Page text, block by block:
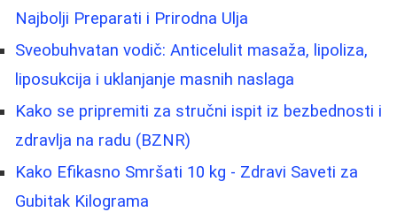
Najbolji Preparati i Prirodna Ulja
Sveobuhvatan vodič: Anticelulit masaža, lipoliza,
liposukcija i uklanjanje masnih naslaga
Kako se pripremiti za stručni ispit iz bezbednosti i
zdravlja na radu (BZNR)
Kako Efikasno Smršati 10 kg - Zdravi Saveti za
Gubitak Kilograma